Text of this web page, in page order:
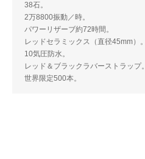
38石。
2万8800振動／時。
パワーリザーブ約72時間。
レッドセラミックス（直径45mm）。
10気圧防水。
レッド＆ブラックラバーストラップ。
世界限定500本。